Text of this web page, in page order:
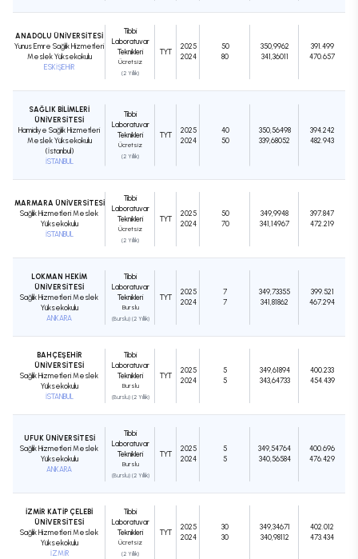
ANADOLU ÜNİVERSİTESİ
Yunus Emre Sağlık Hizmetleri
Meslek Yüksekokulu
ESKİŞEHİR
Tıbbi
Laboratuvar
Teknikleri
Ücretsiz
(2 Yıllık)
TYT
2025
2024
50
80
350,9962
341,36011
391.499
470.657
SAĞLIK BİLİMLERİ
ÜNİVERSİTESİ
Hamidiye Sağlık Hizmetleri
Meslek Yüksekokulu
(İstanbul)
İSTANBUL
Tıbbi
Laboratuvar
Teknikleri
Ücretsiz
(2 Yıllık)
TYT
2025
2024
40
50
350,56498
339,68052
394.242
482.943
MARMARA ÜNİVERSİTESİ
Sağlık Hizmetleri Meslek
Yüksekokulu
İSTANBUL
Tıbbi
Laboratuvar
Teknikleri
Ücretsiz
(2 Yıllık)
TYT
2025
2024
50
70
349,9948
341,14967
397.847
472.219
LOKMAN HEKİM
ÜNİVERSİTESİ
Sağlık Hizmetleri Meslek
Yüksekokulu
ANKARA
Tıbbi
Laboratuvar
Teknikleri
Burslu
(Burslu) (2 Yıllık)
TYT
2025
2024
7
7
349,73355
341,81862
399.521
467.294
BAHÇEŞEHİR
ÜNİVERSİTESİ
Sağlık Hizmetleri Meslek
Yüksekokulu
İSTANBUL
Tıbbi
Laboratuvar
Teknikleri
Burslu
(Burslu) (2 Yıllık)
TYT
2025
2024
5
5
349,61894
343,64733
400.233
454.439
UFUK ÜNİVERSİTESİ
Sağlık Hizmetleri Meslek
Yüksekokulu
ANKARA
Tıbbi
Laboratuvar
Teknikleri
Burslu
(Burslu) (2 Yıllık)
TYT
2025
2024
5
5
349,54764
340,56584
400.696
476.429
İZMİR KATİP ÇELEBİ
ÜNİVERSİTESİ
Sağlık Hizmetleri Meslek
Yüksekokulu
İZMİR
Tıbbi
Laboratuvar
Teknikleri
Ücretsiz
(2 Yıllık)
TYT
2025
2024
30
30
349,34671
340,98112
402.012
473.434